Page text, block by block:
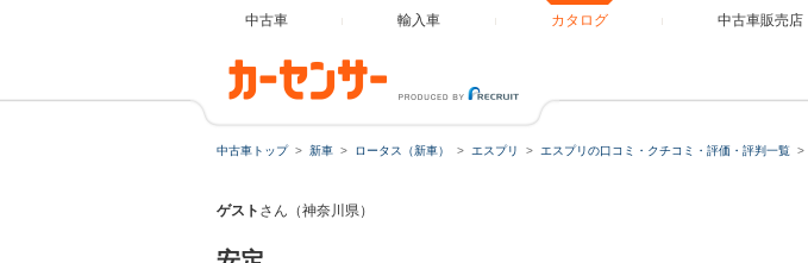
中古車 輸入車 カタログ 中古車販売店
中古車トップ 新車 ロータス（新車） エスプリ エスプリの口コミ・クチコミ・評価・評判一覧
ゲスト さん（神奈川県）